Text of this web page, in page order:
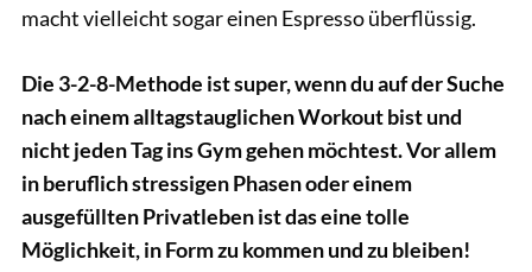
macht vielleicht sogar einen Espresso überflüssig.
Die 3-2-8-Methode ist super, wenn du auf der Suche
nach einem alltagstauglichen Workout bist und
nicht jeden Tag ins Gym gehen möchtest. Vor allem
in beruflich stressigen Phasen oder einem
ausgefüllten Privatleben ist das eine tolle
Möglichkeit, in Form zu kommen und zu bleiben!